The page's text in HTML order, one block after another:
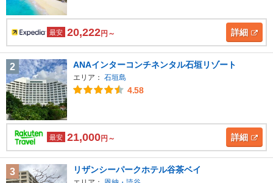
最安 20,222円～ 詳細
2 ANAインターコンチネンタル石垣リゾート
エリア： 石垣島
4.58
最安 21,000円～ 詳細
3 リザンシーパークホテル谷茶ベイ